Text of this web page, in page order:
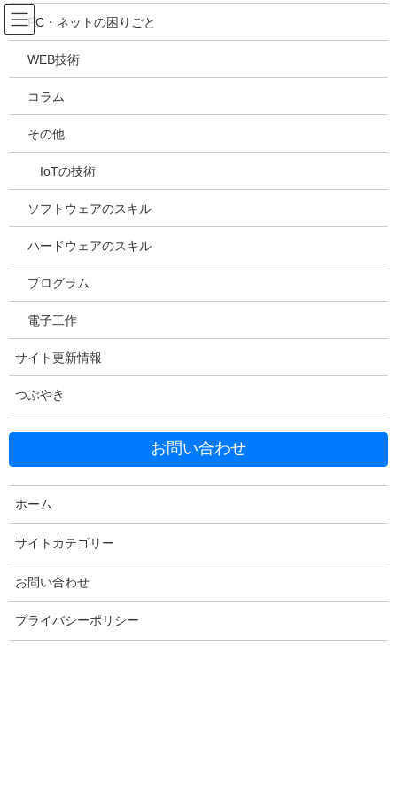
コ
ン
テ
ツ
ス
ッ
ナ
ビ
ゲ
シ
ン
移
吉川万能ＩＴ研究所
メディア
HOME
2024年4月24日
20240424113721
Facebook X Bluesky
Copy
コメントを残す
PC・ネットの困りごと
WEB技術
コラム
その他
IoTの技術
ソフトウェアのスキル
ハードウェアのスキル
プログラム
電子工作
サイト更新情報
つぶやき
お問い合わせ
ホーム
サイトカテゴリー
お問い合わせ
プライバシーポリシー